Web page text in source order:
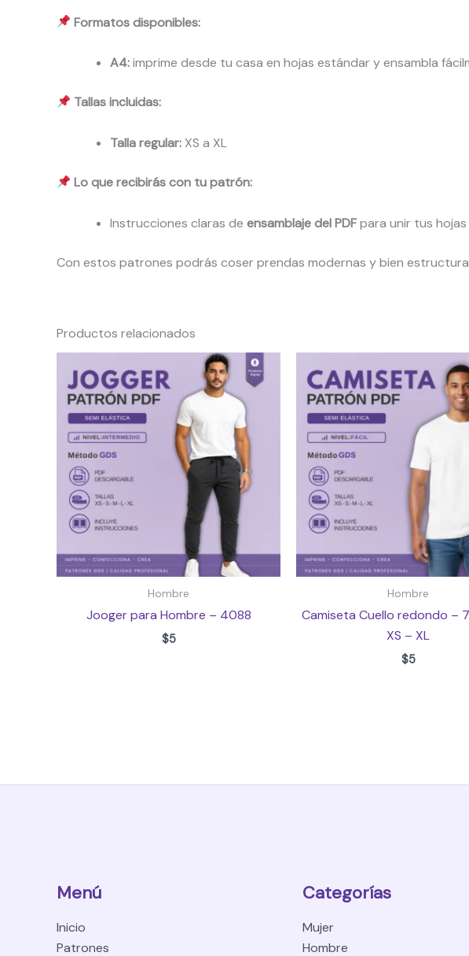
Formatos disponibles:
A4:imprime desde tu casa en hojas estándar y ensambla
Tallas incluidas:
Talla regular: XS a XL
Lo que recibirás con tu patrón:
Instrucciones claras de ensamblaje del PDFpara unir tus
Con estos patrones podrás coser prendas modernas y bien
Productos relacionados
Hombre
Jooger para Hombre – 4088
$5
Hombre
Camiseta Cuello redondo –
XS – XL
$5
Menú
Inicio
Patrones
Categorías
Mujer
Hombre